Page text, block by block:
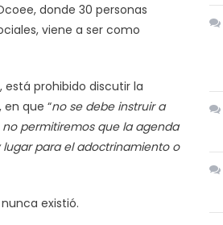
donde 30 personas
viene a ser como
está prohibido discutir la
en que “no se debe instruir a
no permitiremos que la agenda
para el adoctrinamiento o
existió.